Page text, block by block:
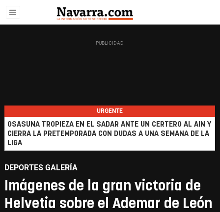
URGENTE
OSASUNA TROPIEZA EN EL SADAR ANTE UN CERTERO AL AIN Y
CIERRA LA PRETEMPORADA CON DUDAS A UNA SEMANA DE LA
LIGA
DEPORTES GALERÍA
Imágenes de la gran victoria de
Helvetia sobre el Ademar de León